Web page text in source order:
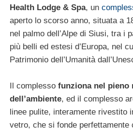
Health Lodge & Spa, un
aperto lo scorso anno, situata a
nel palmo dell’Alpe di Siusi, tra i
più belli ed estesi d’Europa, nel
Patrimonio dell’Umanità
Il complesso funziona nel pieno
dell’ambiente, ed il complesso
linee pulite, interamente rivestito
vetro, che si fonde perfettamente